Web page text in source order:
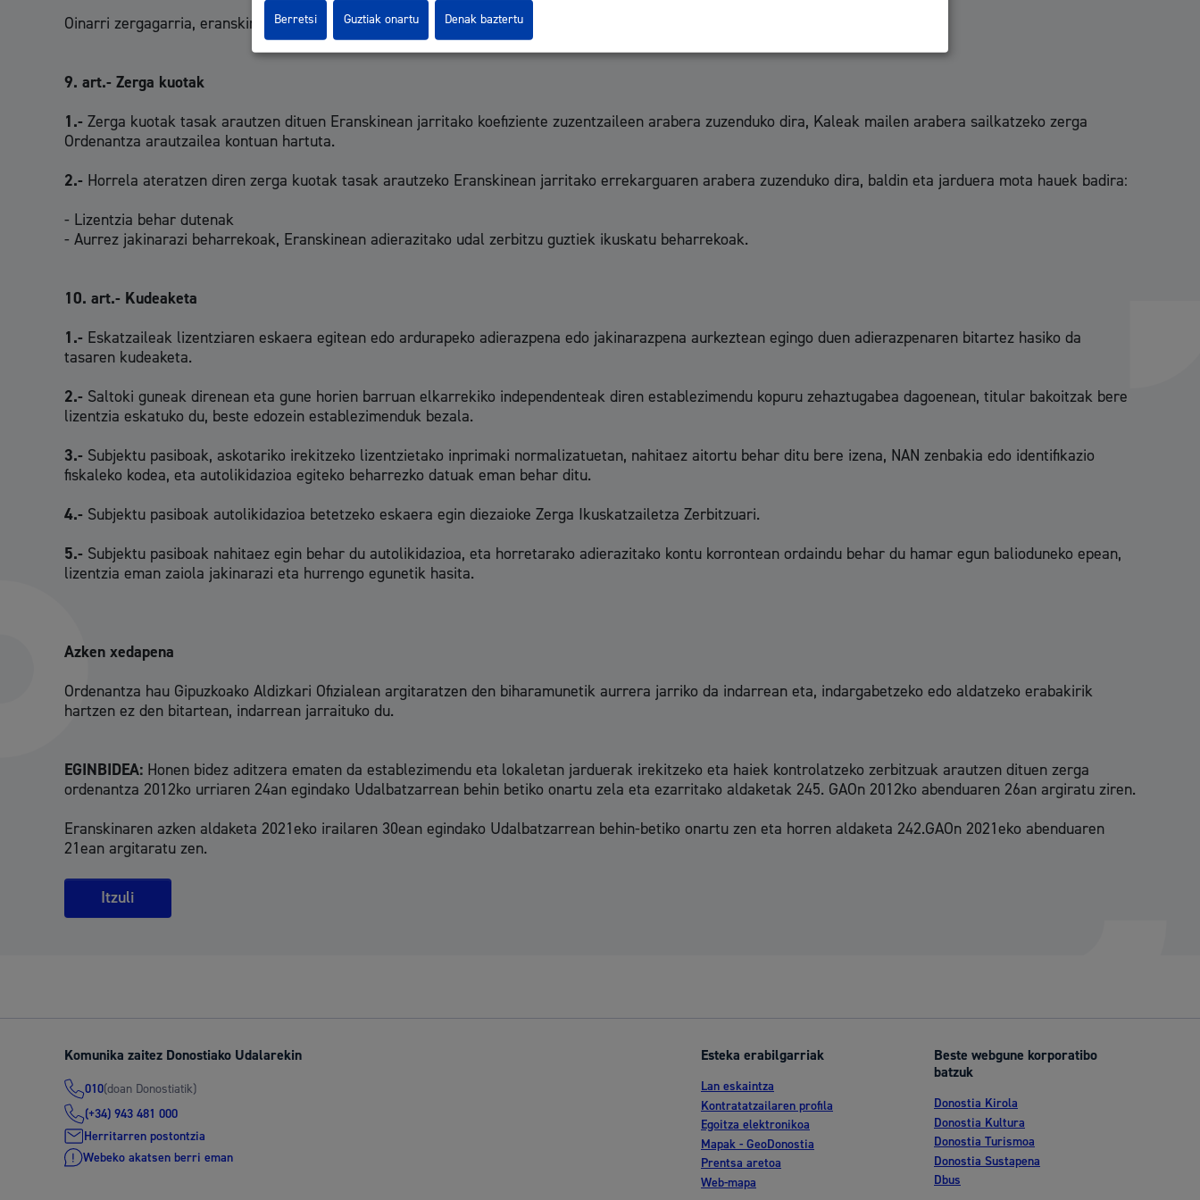
Oinarri zergagarria, eranskinean agertzen dena, lokalaren azalera kontutan hartuz, kantitate finkoen arabera ezartzen da.
9. art.- Zerga kuotak
1.- Zerga kuotak tasak arautzen dituen Eranskinean jarritako koefiziente zuzentzaileen arabera zuzenduko dira, Kaleak mailen arabera sailkatzeko zerga
Ordenantza arautzailea kontuan hartuta.
2.- Horrela ateratzen diren zerga kuotak tasak arautzeko Eranskinean jarritako errekarguaren arabera zuzenduko dira, baldin eta jarduera mota hauek badira:
- Lizentzia behar dutenak
- Aurrez jakinarazi beharrekoak, Eranskinean adierazitako udal zerbitzu guztiek ikuskatu beharrekoak.
10. art.- Kudeaketa
1.- Eskatzaileak lizentziaren eskaera egitean edo ardurapeko adierazpena edo jakinarazpena aurkeztean egingo duen adierazpenaren bitartez hasiko da
tasaren kudeaketa.
2.- Saltoki guneak direnean eta gune horien barruan elkarrekiko independenteak diren establezimendu kopuru zehaztugabea dagoenean, titular bakoitzak bere
lizentzia eskatuko du, beste edozein establezimenduk bezala.
3.- Subjektu pasiboak, askotariko irekitzeko lizentzietako inprimaki normalizatuetan, nahitaez aitortu behar ditu bere izena, NAN zenbakia edo identifikazio
fiskaleko kodea, eta autolikidazioa egiteko beharrezko datuak eman behar ditu.
4.- Subjektu pasiboak autolikidazioa betetzeko eskaera egin diezaioke Zerga Ikuskatzailetza Zerbitzuari.
5.- Subjektu pasiboak nahitaez egin behar du autolikidazioa, eta horretarako adierazitako kontu korrontean ordaindu behar du hamar egun balioduneko epean,
lizentzia eman zaiola jakinarazi eta hurrengo egunetik hasita.
Azken xedapena
Ordenantza hau Gipuzkoako Aldizkari Ofizialean argitaratzen den biharamunetik aurrera jarriko da indarrean eta, indargabetzeko edo aldatzeko erabakirik
hartzen ez den bitartean, indarrean jarraituko du.
EGINBIDEA: Honen bidez aditzera ematen da establezimendu eta lokaletan jarduerak irekitzeko eta haiek kontrolatzeko zerbitzuak arautzen dituen zerga
ordenantza 2012ko urriaren 24an egindako Udalbatzarrean behin betiko onartu zela eta ezarritako aldaketak 245. GAOn 2012ko abenduaren 26an argiratu ziren.
Eranskinaren azken aldaketa 2021eko irailaren 30ean egindako Udalbatzarrean behin-betiko onartu zen eta horren aldaketa 242.GAOn 2021eko abenduaren
21ean argitaratu zen.
Itzuli
Komunika zaitez Donostiako Udalarekin
010(doan Donostiatik)
(+34) 943 481 000
Herritarren postontzia
Webeko akatsen berri eman
Esteka erabilgarriak
Lan eskaintza
Kontratatzailaren profila
Egoitza elektronikoa
Mapak - GeoDonostia
Prentsa aretoa
Web-mapa
Beste webgune korporatibo
batzuk
Donostia Kirola
Donostia Kultura
Donostia Turismoa
Donostia Sustapena
Dbus
Denak baztertu
Berretsi Guztiak onartu